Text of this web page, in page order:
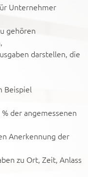
Unternehmer
gehören
darstellen, die
Beispiel
der angemessenen
Anerkennung der
zu Ort, Zeit, Anlass